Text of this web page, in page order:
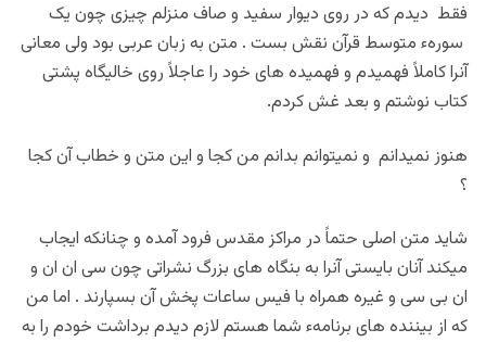
فقط دیدم که در روی دیوار سفید و صاف منزلم چیزی چون یک
سورهء متوسط قرآن نقش بست . متن به زبان عربی بود ولی معانی
آنرا کاملاً فهمیدم و فهمیده های خود را عاجلاً روی خالیگاه پشتی
کتاب نوشتم و بعد غش کردم.
هنوز نمیدانم و نمیتوانم بدانم من کجا و این متن و خطاب آن کجا
؟
شاید متن اصلی حتماً در مراکز مقدس فرود آمده و چنانکه ایجاب
میکند آنان بایستی آنرا به بنگاه های بزرگ نشراتی چون سی ان ان و
ان بی سی و غیره همراه با فیس ساعات پخش آن بسپارند . اما من
که از بیننده های برنامهء شما هستم لازم دیدم برداشت خودم را به